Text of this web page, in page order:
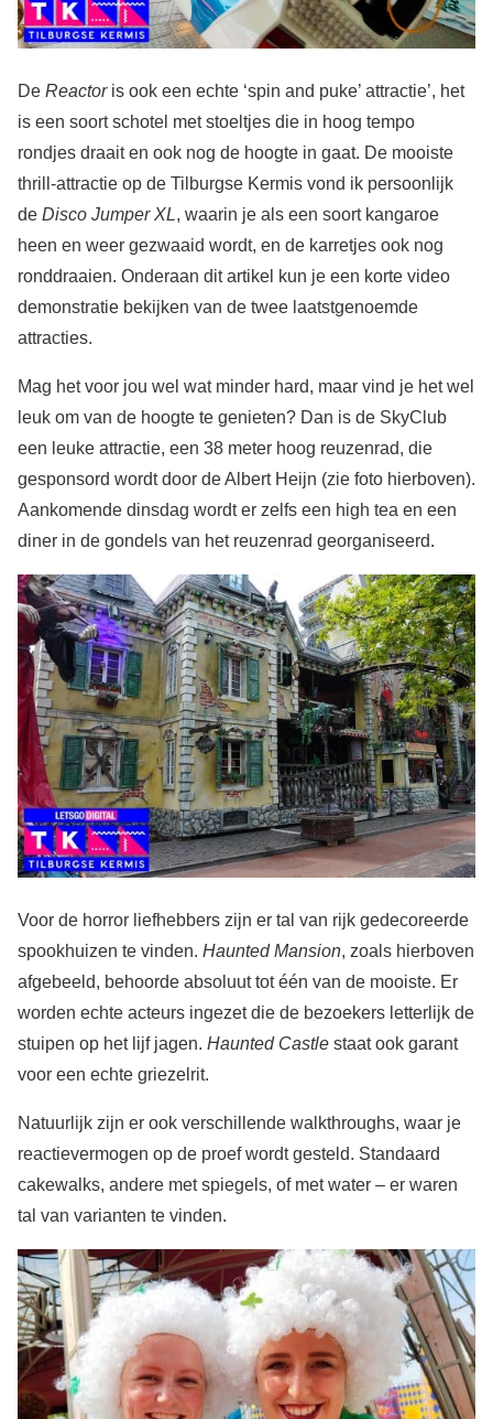
De Reactor is ook een echte ‘spin and puke’ attractie’, het
is een soort schotel met stoeltjes die in hoog tempo
rondjes draait en ook nog de hoogte in gaat. De mooiste
thrill-attractie op de Tilburgse Kermis vond ik persoonlijk
de Disco Jumper XL, waarin je als een soort kangaroe
heen en weer gezwaaid wordt, en de karretjes ook nog
ronddraaien. Onderaan dit artikel kun je een korte video
demonstratie bekijken van de twee laatstgenoemde
attracties.
Mag het voor jou wel wat minder hard, maar vind je het wel
leuk om van de hoogte te genieten? Dan is de SkyClub
een leuke attractie, een 38 meter hoog reuzenrad, die
gesponsord wordt door de Albert Heijn (zie foto hierboven).
Aankomende dinsdag wordt er zelfs een high tea en een
diner in de gondels van het reuzenrad georganiseerd.
Voor de horror liefhebbers zijn er tal van rijk gedecoreerde
spookhuizen te vinden. Haunted Mansion, zoals hierboven
afgebeeld, behoorde absoluut tot één van de mooiste. Er
worden echte acteurs ingezet die de bezoekers letterlijk de
stuipen op het lijf jagen. Haunted Castle staat ook garant
voor een echte griezelrit.
Natuurlijk zijn er ook verschillende walkthroughs, waar je
reactievermogen op de proef wordt gesteld. Standaard
cakewalks, andere met spiegels, of met water – er waren
tal van varianten te vinden.